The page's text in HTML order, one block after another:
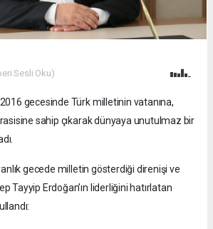
Sesli Oku)
gecesinde Türk milletinin vatanına,
sahip çıkarak dünyaya unutulmaz bir
gecede milletin gösterdiği direnişi ve
Tayyip Erdoğan’ın liderliğini hatırlatan